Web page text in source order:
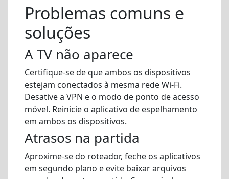
Problemas comuns e
soluções
A TV não aparece
Certifique-se de que ambos os dispositivos
estejam conectados à mesma rede Wi-Fi.
Desative a VPN e o modo de ponto de acesso
móvel. Reinicie o aplicativo de espelhamento
em ambos os dispositivos.
Atrasos na partida
Aproxime-se do roteador, feche os aplicativos
em segundo plano e evite baixar arquivos